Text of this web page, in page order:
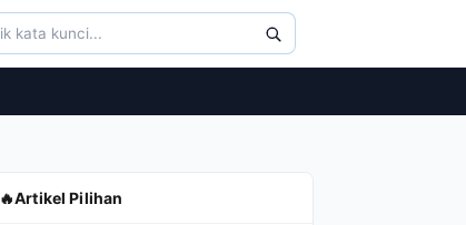
🔥Artikel Pilihan